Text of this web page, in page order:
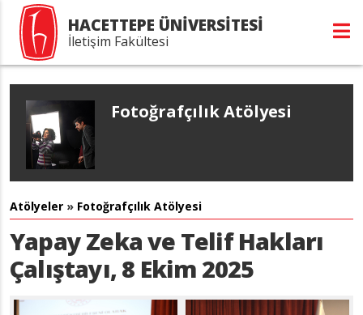
HACETTEPE ÜNİVERSİTESİ
İletişim Fakültesi
Fotoğrafçılık Atölyesi
Atölyeler » Fotoğrafçılık Atölyesi
Yapay Zeka ve Telif Hakları
Çalıştayı, 8 Ekim 2025